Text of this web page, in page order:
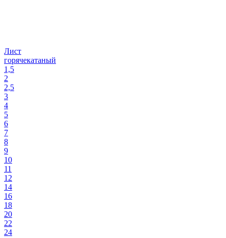
Лист
горячекатаный
1,5
2
2,5
3
4
5
6
7
8
9
10
11
12
14
16
18
20
22
24